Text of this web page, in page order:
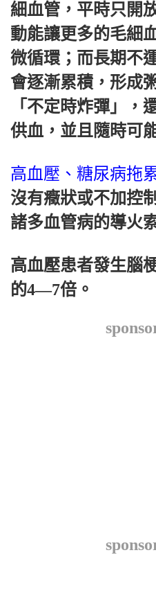
細血管，平時只開
動能讓更多的毛細
微循環；而長期不
會逐漸累積，形成
「不定時炸彈」，
供血，並且隨時可
高血壓、糖尿病拖
沒有癥狀或不加控
諸多血管病的導火
高血壓患者發生腦
的4—7倍。